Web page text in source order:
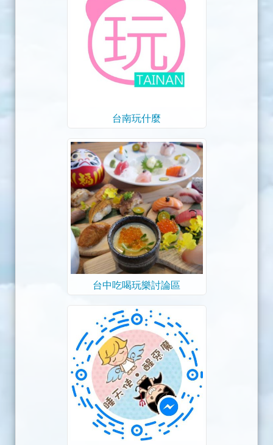
台南玩什麼
台中吃喝玩樂討論區